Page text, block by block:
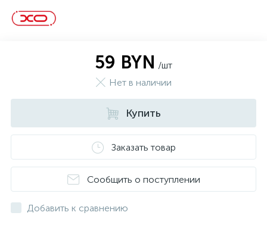
59 BYN /шт
Нет в наличии
Купить
Заказать товар
Сообщить о поступлении
Добавить к сравнению